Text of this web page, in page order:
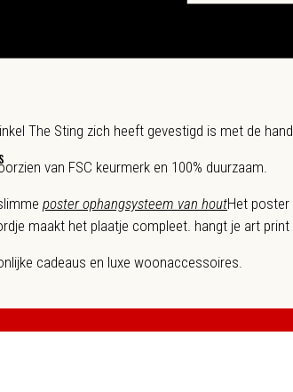
The Sting zich heeft gevestigd is met de
van FSC keurmerk en 100% duurzaam.
poster ophangsysteem van houtHet
maakt het plaatje compleet. hangt je art
cadeaus en luxe woonaccessoires.